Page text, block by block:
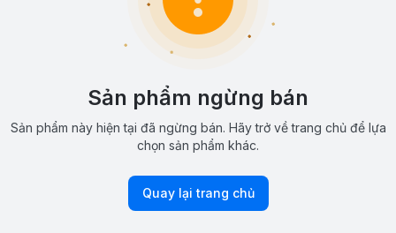
Sản phẩm ngừng bán
Sản phẩm này hiện tại đã ngừng bán. Hãy trở về trang chủ để lựa
chọn sản phẩm khác.
Quay lại trang chủ